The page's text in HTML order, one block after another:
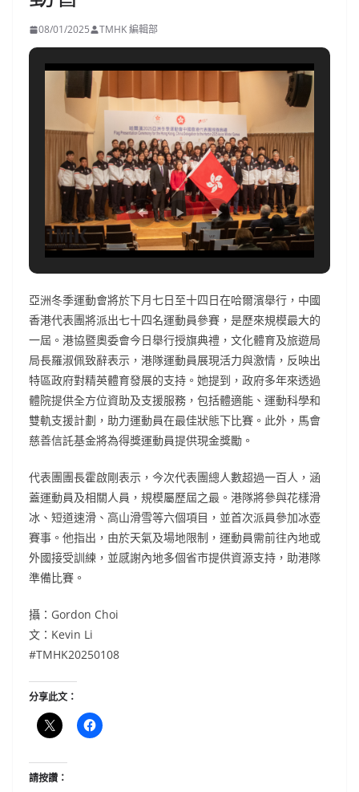
08/01/2025 TMHK 編輯部
亞洲冬季運動會將於下月七日至十四日在哈爾濱舉行，中國
香港代表團將派出七十四名運動員參賽，是歷來規模最大的
一屆。港協暨奧委會今日舉行授旗典禮，文化體育及旅遊局
局長羅淑佩致辭表示，港隊運動員展現活力與激情，反映出
特區政府對精英體育發展的支持。她提到，政府多年來透過
體院提供全方位資助及支援服務，包括體適能、運動科學和
雙軌支援計劃，助力運動員在最佳狀態下比賽。此外，馬會
慈善信託基金將為得獎運動員提供現金獎勵。
代表團團長霍啟剛表示，今次代表團總人數超過一百人，涵
蓋運動員及相關人員，規模屬歷屆之最。港隊將參與花樣滑
冰、短道速滑、高山滑雪等六個項目，並首次派員參加冰壺
賽事。他指出，由於天氣及場地限制，運動員需前往內地或
外國接受訓練，並感謝內地多個省市提供資源支持，助港隊
準備比賽。
攝：Gordon Choi
文：Kevin Li
#TMHK20250108
分享此文：
請按讚：